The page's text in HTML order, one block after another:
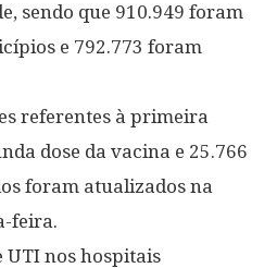
sendo que 910.949 foram
e 792.773 foram
referentes à primeira
dose da vacina e 25.766
foram atualizados na
feira.
UTI nos hospitais